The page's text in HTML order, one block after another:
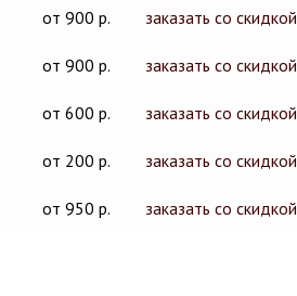
от 900 р. заказать со скидкой
от 900 р. заказать со скидкой
от 600 р. заказать со скидкой
от 200 р. заказать со скидкой
от 950 р. заказать со скидкой